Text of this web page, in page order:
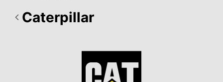
Caterpillar